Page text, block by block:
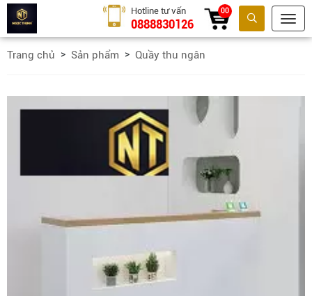
Tìm kiếm
Hotline tư vấn
0888830126
00
Trang chủ Sản phẩm Quầy thu ngân